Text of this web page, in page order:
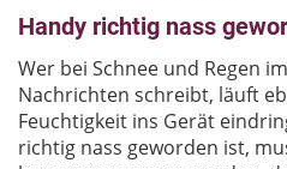
Handy richtig nass
Wer bei Schnee und Regen
Nachrichten schreibt, läuft
Feuchtigkeit ins Gerät
richtig nass geworden ist,